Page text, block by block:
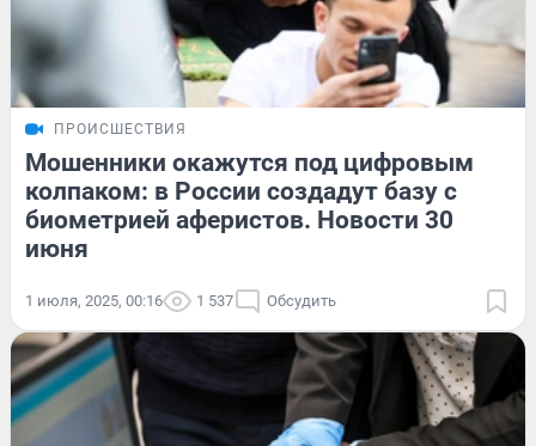
ПРОИСШЕСТВИЯ
Мошенники окажутся под цифровым
колпаком: в России создадут базу с
биометрией аферистов. Новости 30
июня
1 июля, 2025, 00:16 1 537 Обсудить